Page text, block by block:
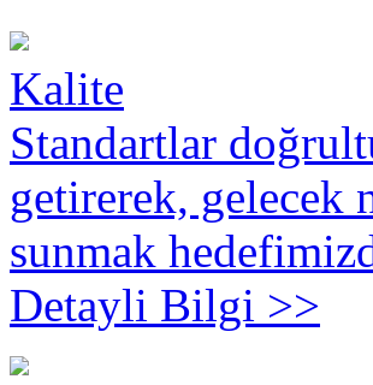
Kalite
Standartlar
getirerek, gelecek
sunmak
Detayli Bilgi >>